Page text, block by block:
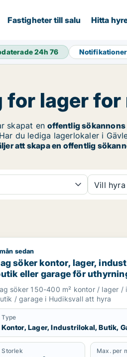
Fastigheter till salu Hitta
24h76
lager
skapat enoffentlig sökannons
du lediga lagerlokaler i
att skapa en offentlig
Vill hyra
söker kontor, lager,
sedan
söker kontor, lager,
eller garage för
söker 150-400 m² kontor / lager /
/ garage i Hudiksvall att hyra
Type
Kontor, Lager, Industrilokal, Butik,
Storlek Max. per